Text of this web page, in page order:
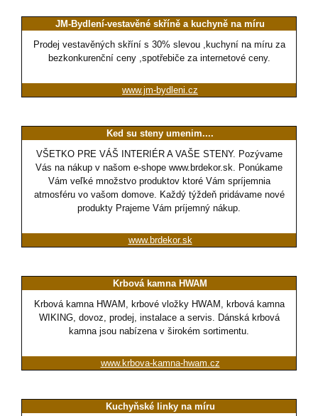
JM-Bydlení-vestavěné skříně a kuchyně na míru
Prodej vestavěných skříní s 30% slevou ,kuchyní na míru za
bezkonkurenční ceny ,spotřebiče za internetové ceny.
www.jm-bydleni.cz
Ked su steny umenim....
VŠETKO PRE VÁŠ INTERIÉR A VAŠE STENY. Pozývame
Vás na nákup v našom e-shope www.brdekor.sk. Ponúkame
Vám veľké množstvo produktov ktoré Vám spríjemnia
atmosféru vo vašom domove. Každý týždeň pridávame nové
produkty Prajeme Vám príjemný nákup.
www.brdekor.sk
Krbová kamna HWAM
Krbová kamna HWAM, krbové vložky HWAM, krbová kamna
WIKING, dovoz, prodej, instalace a servis. Dánská krbová
kamna jsou nabízena v širokém sortimentu.
www.krbova-kamna-hwam.cz
Kuchyňské linky na míru